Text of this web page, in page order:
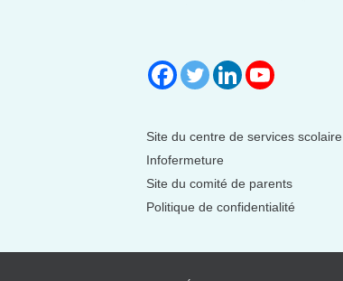
Site du centre de services scolaire
Infofermeture
Site du comité de parents
Politique de confidentialité